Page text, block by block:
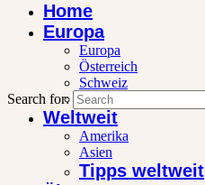
Home
Europa
Europa
Österreich
Schweiz
Wintersport
Weltweit
Amerika
Asien
Tipps weltweit
Search for: